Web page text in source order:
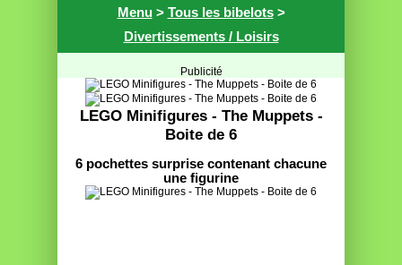
Menu> Tous les bibelots>
Divertissements / Loisirs
Publicité
LEGO Minifigures - The Muppets -
Boite de 6
6 pochettes surprise contenant chacune
une figurine